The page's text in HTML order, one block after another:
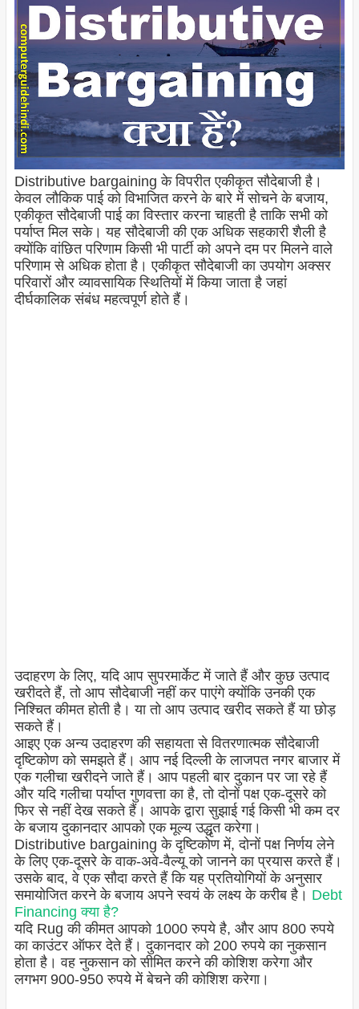
Distributive bargaining के विपरीत एकीकृत सौदेबाजी है।
केवल लौकिक पाई को विभाजित करने के बारे में सोचने के बजाय,
एकीकृत सौदेबाजी पाई का विस्तार करना चाहती है ताकि सभी को
पर्याप्त मिल सके। यह सौदेबाजी की एक अधिक सहकारी शैली है
क्योंकि वांछित परिणाम किसी भी पार्टी को अपने दम पर मिलने वाले
परिणाम से अधिक होता है। एकीकृत सौदेबाजी का उपयोग अक्सर
परिवारों और व्यावसायिक स्थितियों में किया जाता है जहां
दीर्घकालिक संबंध महत्वपूर्ण होते हैं।
उदाहरण के लिए, यदि आप सुपरमार्केट में जाते हैं और कुछ उत्पाद
खरीदते हैं, तो आप सौदेबाजी नहीं कर पाएंगे क्योंकि उनकी एक
निश्चित कीमत होती है। या तो आप उत्पाद खरीद सकते हैं या छोड़
सकते हैं।
आइए एक अन्य उदाहरण की सहायता से वितरणात्मक सौदेबाजी
दृष्टिकोण को समझते हैं। आप नई दिल्ली के लाजपत नगर बाजार में
एक गलीचा खरीदने जाते हैं। आप पहली बार दुकान पर जा रहे हैं
और यदि गलीचा पर्याप्त गुणवत्ता का है, तो दोनों पक्ष एक-दूसरे को
फिर से नहीं देख सकते हैं। आपके द्वारा सुझाई गई किसी भी कम दर
के बजाय दुकानदार आपको एक मूल्य उद्धृत करेगा।
Distributive bargaining के दृष्टिकोण में, दोनों पक्ष निर्णय लेने
के लिए एक-दूसरे के वाक-अवे-वैल्यू को जानने का प्रयास करते हैं।
उसके बाद, वे एक सौदा करते हैं कि यह प्रतियोगियों के अनुसार
समायोजित करने के बजाय अपने स्वयं के लक्ष्य के करीब है। Debt
Financing क्या है?
यदि Rug की कीमत आपको 1000 रुपये है, और आप 800 रुपये
का काउंटर ऑफर देते हैं। दुकानदार को 200 रुपये का नुकसान
होता है। वह नुकसान को सीमित करने की कोशिश करेगा और
लगभग 900-950 रुपये में बेचने की कोशिश करेगा।